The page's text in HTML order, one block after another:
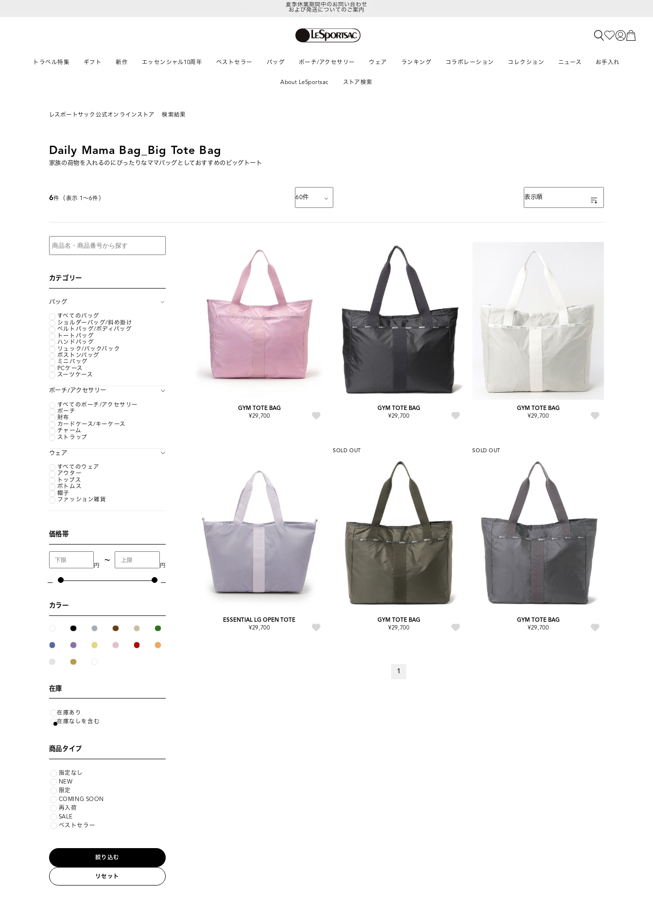
LeSportsac Member's Club
ポイントアップキャンペーン開催中
および発送についてのご案内
トラベル特集 ギフト 新作 エッセンシャル10周年 ベストセラー バッグ ポーチ/アクセサリー ウェア ランキング コラボレーション コレクション ニュース お手入れ
About LeSportsac ストア検索
レスポートサック公式オンラインストア 検索結果
Daily Mama Bag_Big Tote Bag
家族の荷物を入れるのにぴったりなママバッグとしておすすめのビッグトート
6件（表示 1〜6件） 60件 表示順
カテゴリー
バッグ
すべてのバッグ
ショルダーバッグ/斜め掛け
ベルトバッグ/ボディバッグ
トートバッグ
ハンドバッグ
リュック/バックパック
ボストンバッグ
ミニバッグ
PCケース
スーツケース
ポーチ/アクセサリー
すべてのポーチ/アクセサリー
ポーチ
財布
カードケース/キーケース
チャーム
ストラップ
ウェア
すべてのウェア
アウター
トップス
ボトムス
帽子
ファッション雑貨
価格帯
円
〜
円
カラー
在庫
在庫あり
在庫なしを含む
商品タイプ
指定なし
NEW
限定
COMING SOON
再入荷
SALE
ベストセラー
絞り込む
リセット
GYM TOTE BAG
¥29,700
GYM TOTE BAG
¥29,700
GYM TOTE BAG
¥29,700
ESSENTIAL LG OPEN TOTE
¥29,700
SOLD OUT
GYM TOTE BAG
¥29,700
SOLD OUT
GYM TOTE BAG
¥29,700
1